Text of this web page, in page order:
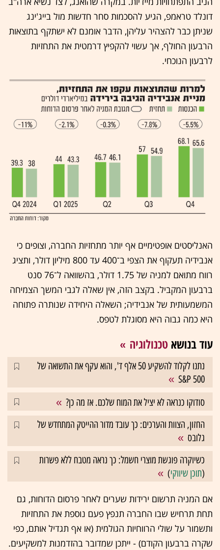
דונלד טראמפ, הגיע להסכמות סחר חדשות מול בייג'ינג
שניתן כבר להצהיר עליהן, הדבר אומנם לא ישתקף בתוצאות
הרבעון החולף, אך עשוי להקפיץ דרמטית את התחזיות
לרבעון הנוכחי.
האנליסטים אופטימיים אף יותר מתחזיות החברה, וצופים כי
אנבידיה תעקוף את הצפי ב־400 עד 800 מיליון דולר, ותציג
רווח מתואם למניה של 1.75 דולר, בהשוואה ל־76 סנט
ברבעון המקביל. בקצב הזה, אין שאלה לגבי המשך הצמיחה
המשמעותית של אנבידיה; השאלה היחידה שנותרה פתוחה
היא כמה גבוה היא מסוגלת לטפס.
עוד בנושא טכנולוגיה
נתנו לקלוד להשקיע 50 אלף ד', והוא עקף את התשואה של
S&P 500
סודוקו כנראה לא יציל את המוח שלכם. אז מה כן?
החזון, הצוות והערכים: כך עובד מדור ההייטק המתחדש של
גלובס
כשיוקרה פוגשת מוצרי חשמל: כך נראה מטבח ללא פשרות
(תוכן שיווקי)
אם המניה תרשום ירידות שערים לאחר פרסום הדוחות, גם
תחת תרחיש שבו החברה תנפץ פעם נוספת את התחזיות
ותשמור על שולי הרווחיות הגולמית (או אף תגדיל אותם, כפי
שקרה ברבעון הקודם) - ייתכן שמדובר בהזדמנות למשקיעים.